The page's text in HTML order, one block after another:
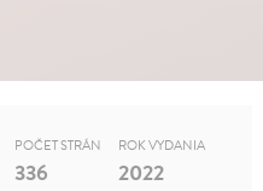
POČET STRÁN
336
ROK VYDANIA
2022